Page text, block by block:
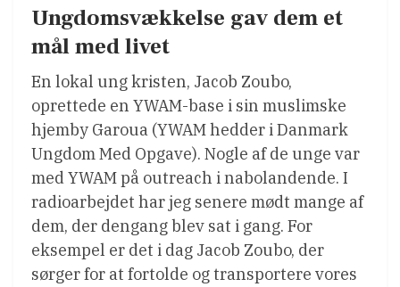
Ungdomsvækkelse gav dem et
mål med livet
En lokal ung kristen, Jacob Zoubo,
oprettede en YWAM-base i sin muslimske
hjemby Garoua (YWAM hedder i Danmark
Ungdom Med Opgave). Nogle af de unge var
med YWAM på outreach i nabolandende. I
radioarbejdet har jeg senere mødt mange af
dem, der dengang blev sat i gang. For
eksempel er det i dag Jacob Zoubo, der
sørger for at fortolde og transportere vores